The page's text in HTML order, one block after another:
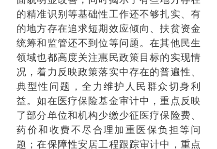
的精准识别等基础性工作还不够扎实、有
的地方存在追求短期效应倾向、扶贫资金
统筹和监管还不到位等问题。在其他民生
领域也都高度关注惠民政策目标的实现情
况，着力反映政策落实中存在的普遍性、
典型性问题，全力维护人民群众切身利
益。如在医疗保险基金审计中，重点反映
了部分单位和机构少缴少征医疗保险费、
药价和收费不尽合理加重医保负担等问
题；在保障性安居工程跟踪审计中，重点